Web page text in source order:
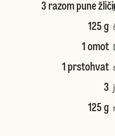
3 razom pune
125 g
1 omot
1 prstohvat
3
125 g